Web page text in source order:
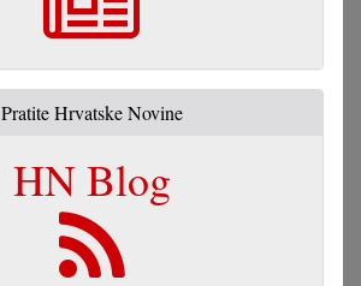
Pratite Hrvatske Novine
HN Blog